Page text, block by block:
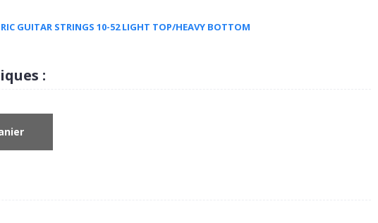
GUITAR STRINGS 10-52 LIGHT TOP/HEAVY BOTTOM
: